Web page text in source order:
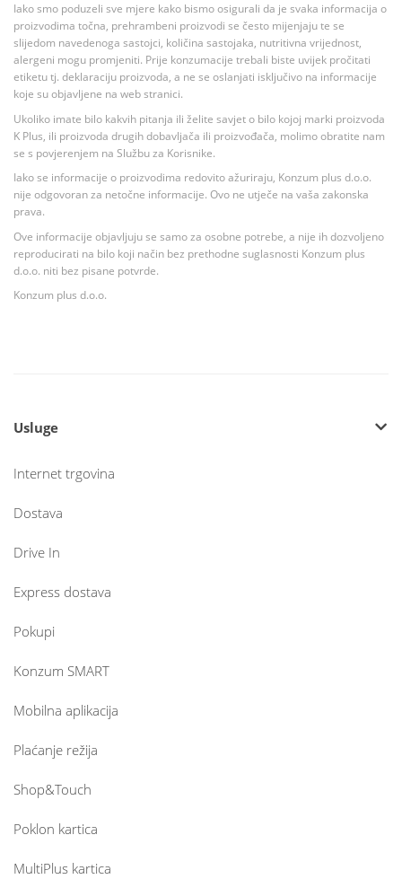
Iako smo poduzeli sve mjere kako bismo osigurali da je svaka informacija o
proizvodima točna, prehrambeni proizvodi se često mijenjaju te se
slijedom navedenoga sastojci, količina sastojaka, nutritivna vrijednost,
alergeni mogu promjeniti. Prije konzumacije trebali biste uvijek pročitati
etiketu tj. deklaraciju proizvoda, a ne se oslanjati isključivo na informacije
koje su objavljene na web stranici.
Ukoliko imate bilo kakvih pitanja ili želite savjet o bilo kojoj marki proizvoda
K Plus, ili proizvoda drugih dobavljača ili proizvođača, molimo obratite nam
se s povjerenjem na Službu za Korisnike.
Iako se informacije o proizvodima redovito ažuriraju, Konzum plus d.o.o.
nije odgovoran za netočne informacije. Ovo ne utječe na vaša zakonska
prava.
Ove informacije objavljuju se samo za osobne potrebe, a nije ih dozvoljeno
reproducirati na bilo koji način bez prethodne suglasnosti Konzum plus
d.o.o. niti bez pisane potvrde.
Konzum plus d.o.o.
Usluge
Internet trgovina
Dostava
Drive In
Express dostava
Pokupi
Konzum SMART
Mobilna aplikacija
Plaćanje režija
Shop&Touch
Poklon kartica
MultiPlus kartica